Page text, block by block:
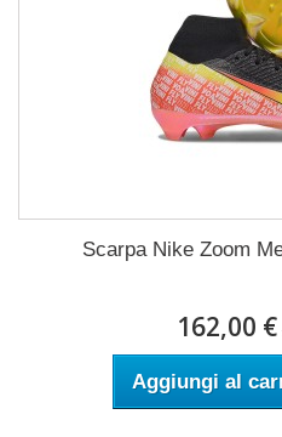
Scarpa Nike Zoom
162,00 €
Aggiungi al